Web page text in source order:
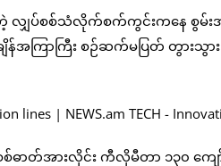
လျှပ်စစ်သံလိုက်စက်ကွင်းကနေ စွ
ကြာကြီး စဉ်ဆက်မပြတ် တွားသွာ
တ်အားလိုင်း ကီလိုမီတာ ၁၃၀ ကျေ